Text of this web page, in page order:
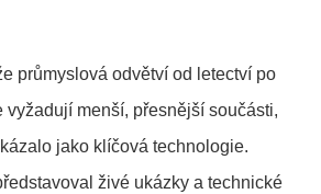
průmyslová odvětví od letectví po
vyžadují menší, přesnější součásti,
jako klíčová technologie.
živé ukázky a technické